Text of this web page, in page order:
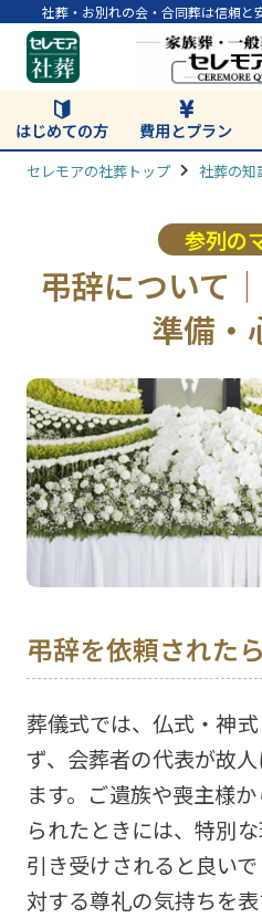
社葬・お別れの会・合同葬は信頼と
はじめての方 費用とプラン
セレモアの社葬トップ 社葬の知
参列の
弔辞について
準備・
弔辞を依頼されたら
葬儀式では、仏式・神
ず、会葬者の代表が故
ます。ご遺族や喪主様
られたときには、特別
引き受けされると良い
対する尊礼の気持ちを